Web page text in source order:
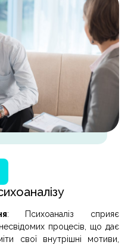
: Психоаналіз сприяє
процесів, що дає
свої внутрішні мотиви,